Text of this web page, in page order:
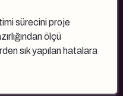
sürecini proje
ölçü
sık yapılan hatalara